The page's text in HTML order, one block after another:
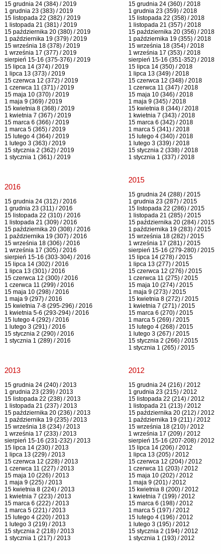
15 grudnia 24 (384) / 2019
1 grudnia 23 (383) / 2019
15 listopada 22 (382) / 2019
1 listopada 21 (381) / 2019
15 października 20 (380) / 2019
1 października 19 (379) / 2019
15 września 18 (378) / 2019
1 września 17 (377) / 2019
sierpień 15-16 (375-376) / 2019
15 lipca 14 (374) / 2019
1 lipca 13 (373) / 2019
15 czerwca 12 (372) / 2019
1 czerwca 11 (371) / 2019
15 maja 10 (370) / 2019
1 maja 9 (369) / 2019
15 kwietnia 8 (368) / 2019
1 kwietnia 7 (367) / 2019
15 marca 6 (366) / 2019
1 marca 5 (365) / 2019
15 lutego 4 (364) / 2019
1 lutego 3 (363) / 2019
15 stycznia 2 (362) / 2019
1 stycznia 1 (361) / 2019
15 grudnia 24 (360) / 2018
1 grudnia 23 (359) / 2018
15 listopada 22 (358) / 2018
1 listopada 21 (357) / 2018
15 października 20 (356) / 2018
1 października 19 (355) / 2018
15 września 18 (354) / 2018
1 września 17 (353) / 2018
sierpień 15-16 (351-352) / 2018
15 lipca 14 (350) / 2018
1 lipca 13 (349) / 2018
15 czerwca 12 (348) / 2018
1 czerwca 11 (347) / 2018
15 maja 10 (346) / 2018
1 maja 9 (345) / 2018
15 kwietnia 8 (344) / 2018
1 kwietnia 7 (343) / 2018
15 marca 6 (342) / 2018
1 marca 5 (341) / 2018
15 lutego 4 (340) / 2018
1 lutego 3 (339) / 2018
15 stycznia 2 (338) / 2018
1 stycznia 1 (337) / 2018
2016
15 grudnia 24 (312) / 2016
1 grudnia 23 (311) / 2016
15 listopada 22 (310) / 2016
1 listopada 21 (309) / 2016
15 października 20 (308) / 2016
1 października 19 (307) / 2016
15 września 18 (306) / 2016
1 września 17 (305) / 2016
sierpień 15-16 (303-304) / 2016
15 lipca 14 (302) / 2016
1 lipca 13 (301) / 2016
15 czerwca 12 (300) / 2016
1 czerwca 11 (299) / 2016
15 maja 10 (298) / 2016
1 maja 9 (297) / 2016
15 kwietnia 7-8 (295-296) / 2016
1 kwietnia 5-6 (293-294) / 2016
15 lutego 4 (292) / 2016
1 lutego 3 (291) / 2016
15 stycznia 2 (290) / 2016
1 stycznia 1 (289) / 2016
2015
15 grudnia 24 (288) / 2015
1 grudnia 23 (287) / 2015
15 listopada 22 (286) / 2015
1 listopada 21 (285) / 2015
15 października 20 (284) / 2015
1 października 19 (283) / 2015
15 września 18 (282) / 2015
1 września 17 (281) / 2015
sierpień 15-16 (279-280) / 2015
15 lipca 14 (278) / 2015
1 lipca 13 (277) / 2015
15 czerwca 12 (276) / 2015
1 czerwca 11 (275) / 2015
15 maja 10 (274) / 2015
1 maja 9 (273) / 2015
15 kwietnia 8 (272) / 2015
1 kwietnia 7 (271) / 2015
15 marca 6 (270) / 2015
1 marca 5 (269) / 2015
15 lutego 4 (268) / 2015
1 lutego 3 (267) / 2015
15 stycznia 2 (266) / 2015
1 stycznia 1 (265) / 2015
2013
15 grudnia 24 (240) / 2013
1 grudnia 23 (239) / 2013
15 listopada 22 (238) / 2013
1 listopada 21 (237) / 2013
15 października 20 (236) / 2013
1 października 19 (235) / 2013
15 września 18 (234) / 2013
1 września 17 (233) / 2013
sierpień 15-16 (231-232) / 2013
15 lipca 14 (230) / 2013
1 lipca 13 (229) / 2013
15 czerwca 12 (228) / 2013
1 czerwca 11 (227) / 2013
15 maja 10 (226) / 2013
1 maja 9 (225) / 2013
15 kwietnia 8 (224) / 2013
1 kwietnia 7 (223) / 2013
15 marca 6 (222) / 2013
1 marca 5 (221) / 2013
15 lutego 4 (220) / 2013
1 lutego 3 (219) / 2013
15 stycznia 2 (218) / 2013
1 stycznia 1 (217) / 2013
2012
15 grudnia 24 (216) / 2012
1 grudnia 23 (215) / 2012
15 listopada 22 (214) / 2012
1 listopada 21 (213) / 2012
15 października 20 (212) / 2012
1 października 19 (211) / 2012
15 września 18 (210) / 2012
1 września 17 (209) / 2012
sierpień 15-16 (207-208) / 2012
15 lipca 14 (206) / 2012
1 lipca 13 (205) / 2012
15 czerwca 12 (204) / 2012
1 czerwca 11 (203) / 2012
15 maja 10 (202) / 2012
1 maja 9 (201) / 2012
15 kwietnia 8 (200) / 2012
1 kwietnia 7 (199) / 2012
15 marca 6 (198) / 2012
1 marca 5 (197) / 2012
15 lutego 4 (196) / 2012
1 lutego 3 (195) / 2012
15 stycznia 2 (194) / 2012
1 stycznia 1 (193) / 2012